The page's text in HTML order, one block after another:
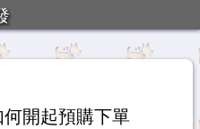
開起預購下單